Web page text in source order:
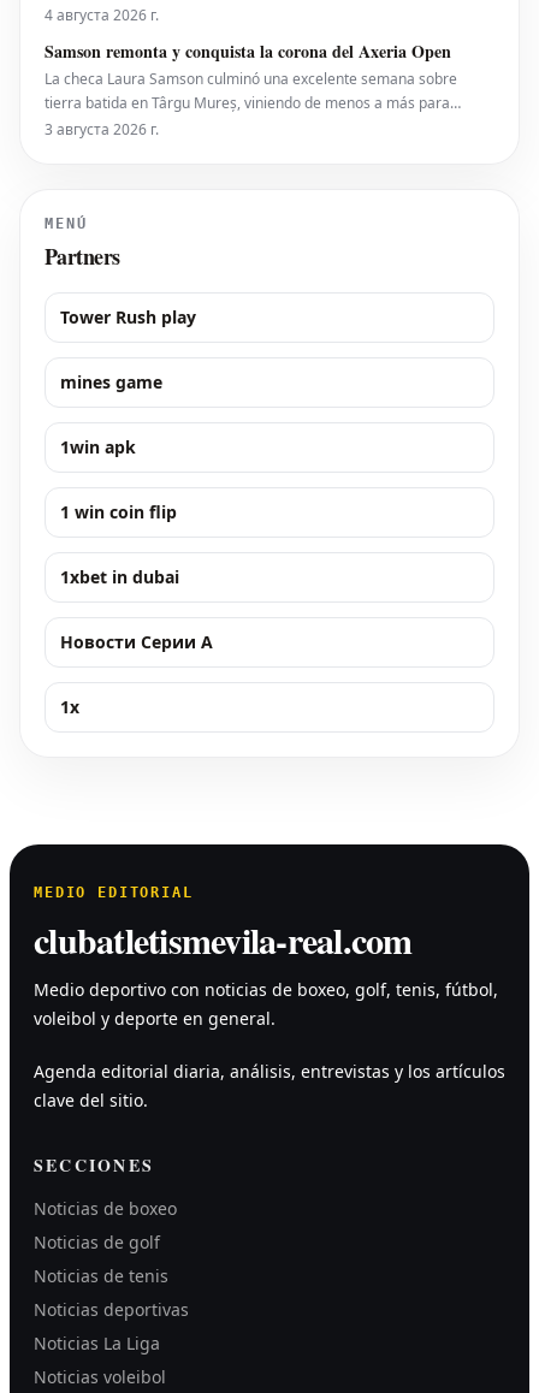
recortes propuestos por la ATP en dobles puedan llegar
iniciativa separada de la ATP para colocar
4 августа 2026 г.
Samson remonta y conquista la corona del Axeria Open
La checa Laura Samson culminó una excelente semana sobre
tierra batida en Târgu Mureș, viniendo de menos a más para
derrotar a la máxima favorita, la española Kaitlin Quevedo, por 2-6,
3 августа 2026 г.
MENÚ
Partners
Tower Rush play
mines game
1win apk
1 win coin flip
1xbet in dubai
Новости Серии А
1x
MEDIO EDITORIAL
clubatletismevila-real.com
Medio deportivo con noticias de boxeo, golf, tenis, fútbol,
voleibol y deporte en general.
Agenda editorial diaria, análisis, entrevistas y los artículos
clave del sitio.
SECCIONES
Noticias de boxeo
Noticias de golf
Noticias de tenis
Noticias deportivas
Noticias La Liga
Noticias voleibol